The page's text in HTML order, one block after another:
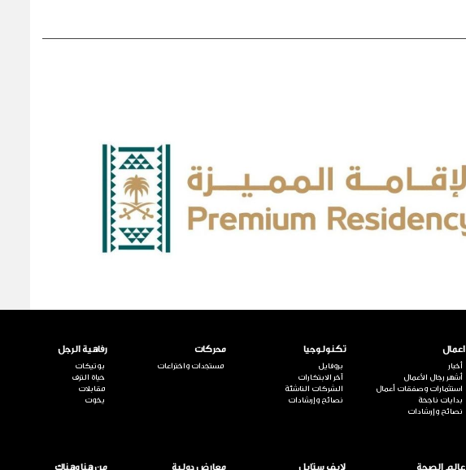
اعمال
أخبار
أشهر رجال الأعمال
استثمارات وصفقات أعمال
بدايات ناجحة
نصائح وإرشادات
تكنولوجيا
بروفايل
آخر الابتكارات
الشركات الناشئة
نصائح وإرشادات
محركات
مستجدات واختراعات
رفاهية الرجل
بوتيكات
حياة الترف
مقابلات
يخوت
عالم الصحة لايف ستايل معارض دولية من هنا وهناك